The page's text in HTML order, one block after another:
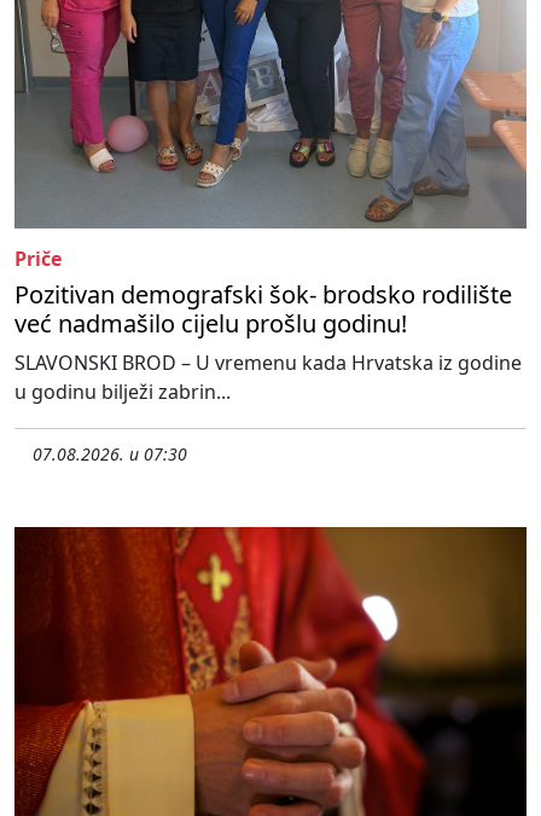
Priče
Pozitivan demografski šok- brodsko rodilište
već nadmašilo cijelu prošlu godinu!
SLAVONSKI BROD – U vremenu kada Hrvatska iz godine
u godinu bilježi zabrin...
07.08.2026. u 07:30